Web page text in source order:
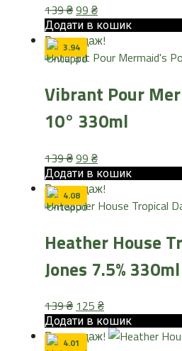
139₴Оригінальна
ціна:
139 ₴.
99 ₴Поточна
ціна:
99 ₴.
Додати в кошик
Розпродаж!
3.94
Vibrant Pour
10° 330ml
139₴Оригінальна
ціна:
139 ₴.
99 ₴Поточна
ціна:
99 ₴.
Додати в кошик
Розпродаж!
4.08
Heather House
Jones 7.5% 330ml
139₴ Оригінальна
ціна:
139 ₴.
125 ₴Поточна
ціна:
125 ₴.
Додати в кошик
Розпродаж!
4.01